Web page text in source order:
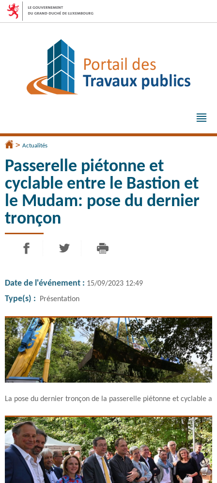
Aller
Aller
Accueil
> Actualités
Passerelle piétonne et
cyclable entre le Bastion et
le Mudam: pose du dernier
tronçon
PARTAGER SUR FACEBOOK
PARTAGER SUR TWITTER
Date de l'événement : 15/09/2023 12:49
Type(s) : Présentation
La pose du dernier tronçon de la passerelle piétonne et cyclable